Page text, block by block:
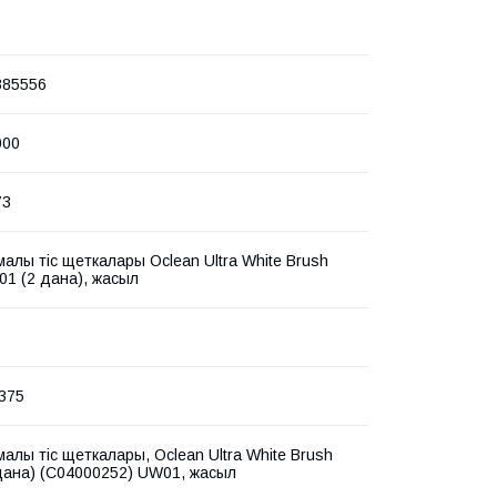
тіс щеткалары Oclean Ultra White Brush
(2 дана), жасыл
тіс щеткалары, Oclean Ultra White Brush
(C04000252) UW01, жасыл